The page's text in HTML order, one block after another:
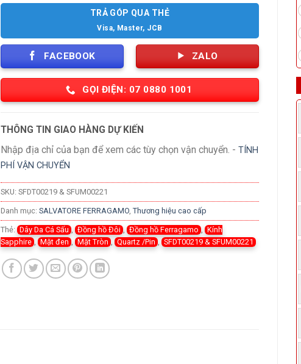
TRẢ GÓP QUA THẺ
Visa, Master, JCB
FACEBOOK ZALO
GỌI ĐIỆN: 07 0880 1001
THÔNG TIN GIAO HÀNG DỰ KIẾN
Nhập địa chỉ của bạn để xem các tùy chọn vận chuyển. -TÍNH
PHÍ VẬN CHUYỂN
SKU:SFDT00219 & SFUM00221
Danh mục:SALVATORE FERRAGAMO ,Thương hiệu cao cấp
Thẻ: Dây Da Cá Sấu , Đồng hồ Đôi , Đồng hồ Ferragamo , Kính
Sapphire
, Mặt đen , Mặt Tròn , Quartz /Pin , SFDT00219 & SFUM00221